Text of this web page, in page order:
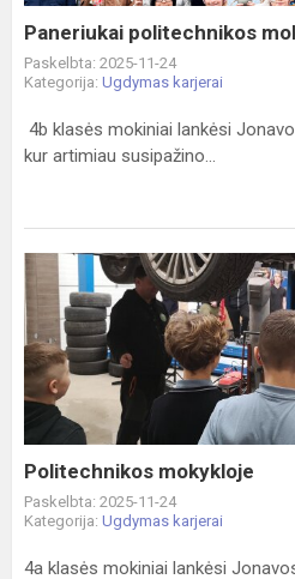
Paneriukai politechnikos
Paskelbta: 2025-11-24
Kategorija: Ugdymas karjerai
4b klasės mokiniai lankėsi
kur artimiau susipažino...
Politechnikos
mokykloje
Politechnikos mokykloje
Paskelbta: 2025-11-24
Kategorija: Ugdymas karjerai
4a klasės mokiniai lankėsi